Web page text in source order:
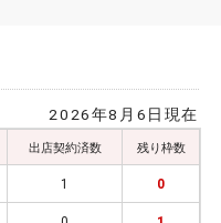
2026年8月6日現在
出店契約済数 残り枠数
1 0